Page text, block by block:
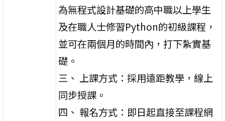
為無程式設計基礎的高中職以上學生
及在職人士修習Python的初級課程，
並可在兩個月的時間內，打下紮實基
礎。
三、 上課方式：採用遠距教學，線上
同步授課。
四、 報名方式：即日起直接至課程網